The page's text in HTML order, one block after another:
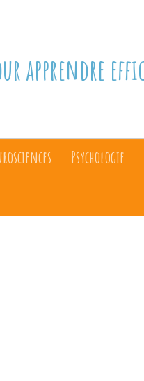
apprendre
Psychologie